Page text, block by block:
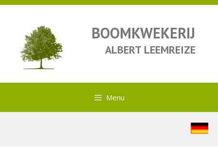
BOOMKWEKERIJ
ALBERT LEEMREIZE
Menu